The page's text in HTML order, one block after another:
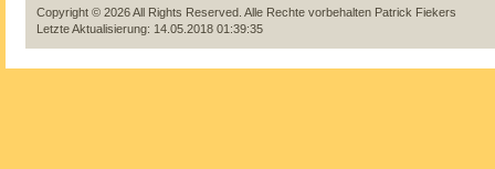
Copyright © 2026 All Rights Reserved. Alle Rechte vorbehalten Patrick Fiekers
Letzte Aktualisierung: 14.05.2018 01:39:35